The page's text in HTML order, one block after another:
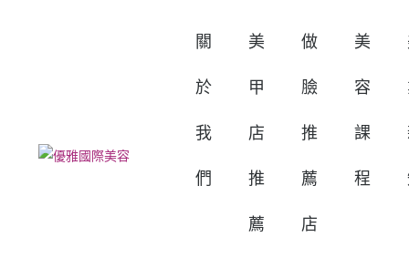
關
於
我
們
美
甲
店
推
薦
做
臉
推
薦
店
美
容
課
程